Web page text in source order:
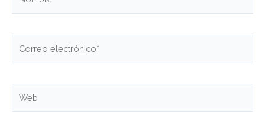
electrónico*